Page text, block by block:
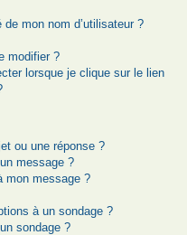
mon nom d’utilisateur ?
modifier ?
lorsque je clique sur le lien
ou une réponse ?
message ?
mon message ?
à un sondage ?
sondage ?